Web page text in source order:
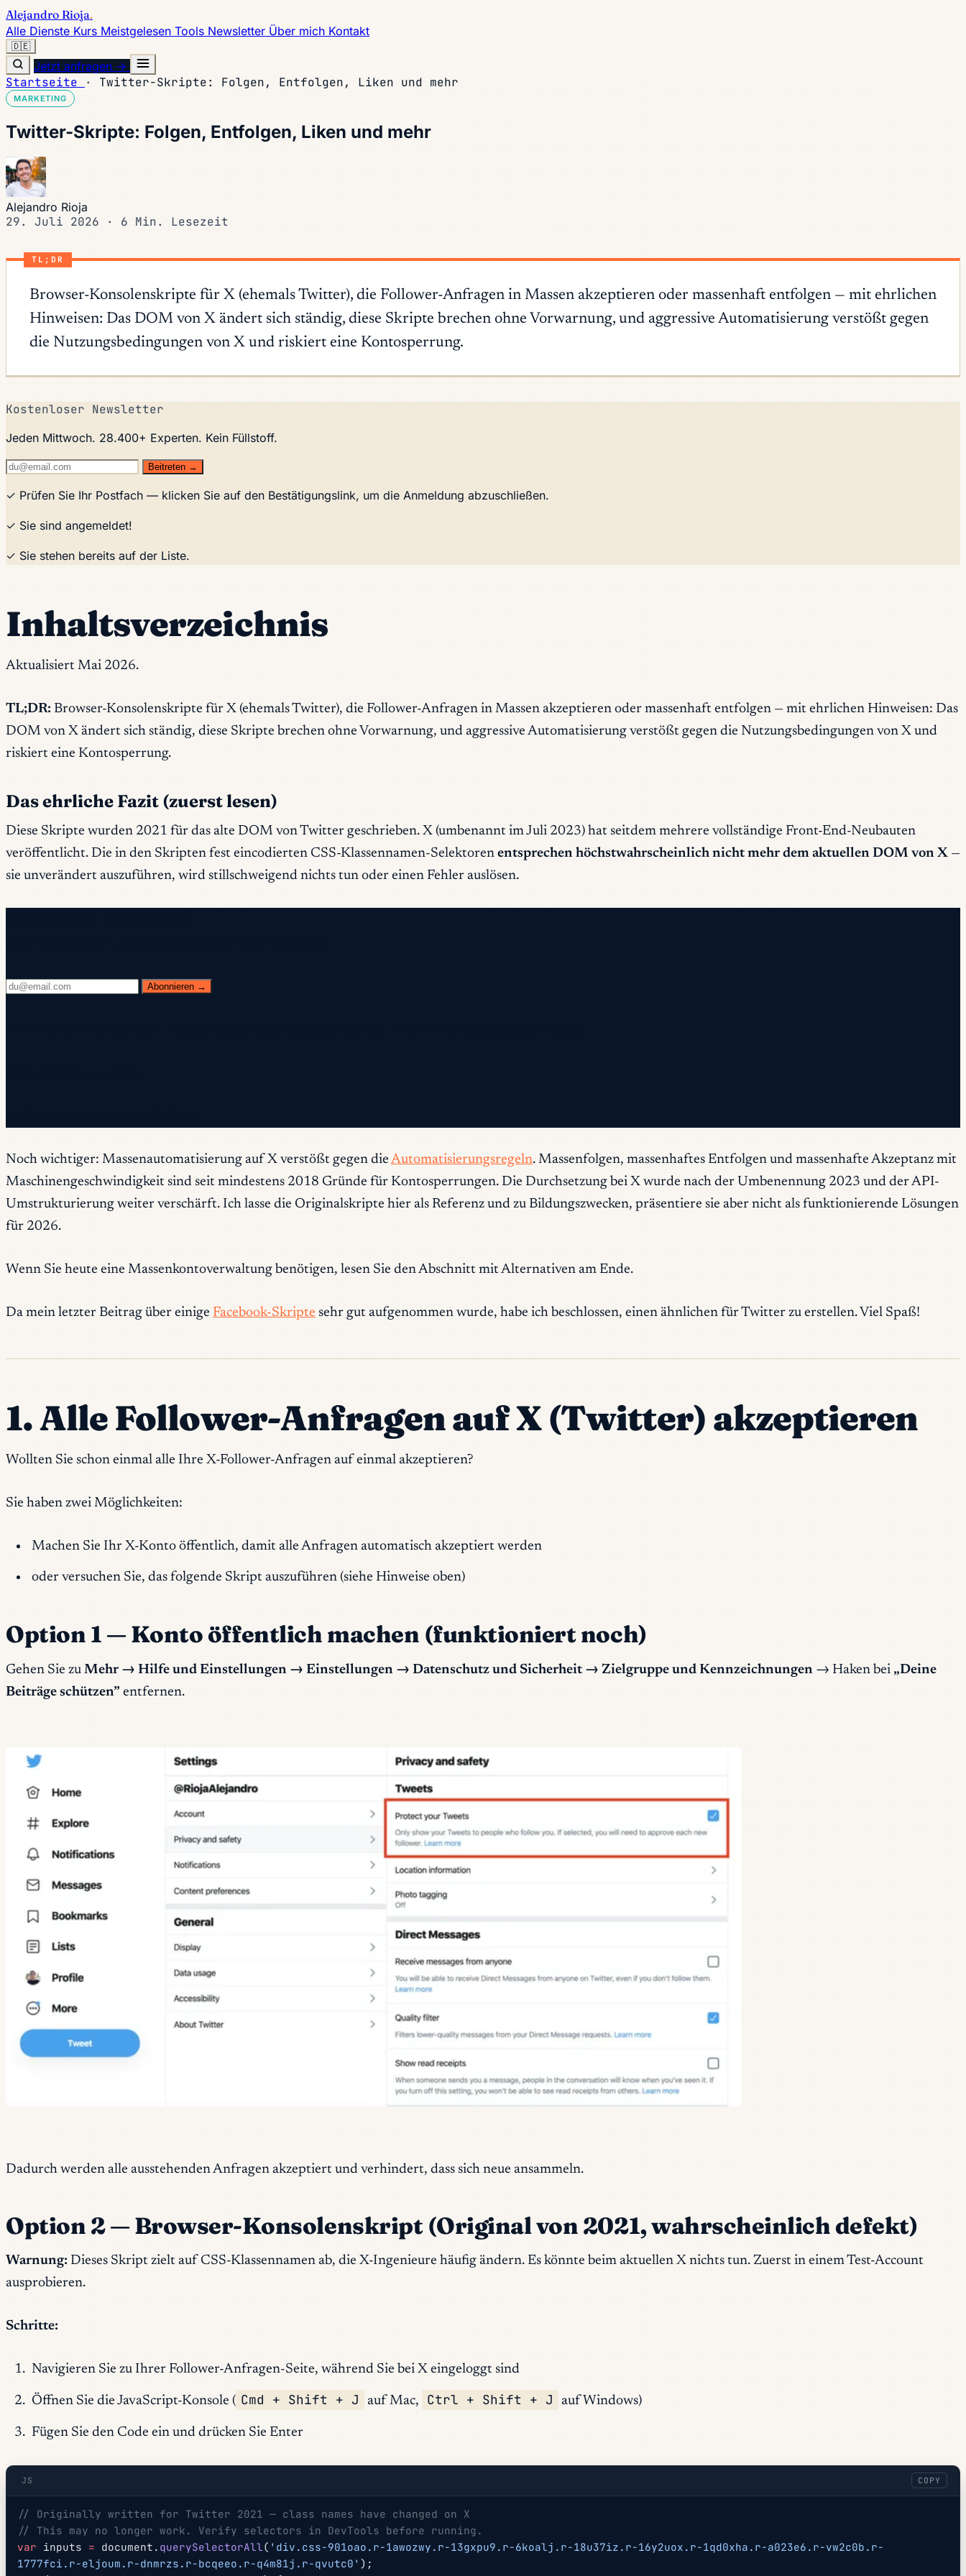
Alejandro Rioja.
Alle Dienste Kurs Meistgelesen Tools Newsletter Über mich Kontakt
🇩🇪
Jetzt anfragen →
Startseite · Twitter-Skripte: Folgen, Entfolgen, Liken und mehr
MARKETING
Twitter-Skripte: Folgen, Entfolgen, Liken und mehr
Alejandro Rioja
29. Juli 2026 · 6 Min. Lesezeit
TL;DR
Browser-Konsolenskripte für X (ehemals Twitter), die Follower-Anfragen in Massen akzeptieren oder massenhaft entfolgen — mit ehrlichen
Hinweisen: Das DOM von X ändert sich ständig, diese Skripte brechen ohne Vorwarnung, und aggressive Automatisierung verstößt gegen
die Nutzungsbedingungen von X und riskiert eine Kontosperrung.
Kostenloser Newsletter
Jeden Mittwoch. 28.400+ Experten. Kein Füllstoff.
Beitreten →
✓ Prüfen Sie Ihr Postfach — klicken Sie auf den Bestätigungslink, um die Anmeldung abzuschließen.
✓ Sie sind angemeldet!
✓ Sie stehen bereits auf der Liste.
Inhaltsverzeichnis
Aktualisiert Mai 2026.
TL;DR: Browser-Konsolenskripte für X (ehemals Twitter), die Follower-Anfragen in Massen akzeptieren oder massenhaft entfolgen — mit ehrlichen Hinweisen: Das
DOM von X ändert sich ständig, diese Skripte brechen ohne Vorwarnung, und aggressive Automatisierung verstößt gegen die Nutzungsbedingungen von X und
riskiert eine Kontosperrung.
Das ehrliche Fazit (zuerst lesen)
Diese Skripte wurden 2021 für das alte DOM von Twitter geschrieben. X (umbenannt im Juli 2023) hat seitdem mehrere vollständige Front-End-Neubauten
veröffentlicht. Die in den Skripten fest eincodierten CSS-Klassennamen-Selektoren entsprechen höchstwahrscheinlich nicht mehr dem aktuellen DOM von X —
sie unverändert auszuführen, wird stillschweigend nichts tun oder einen Fehler auslösen.
Abonnieren →
Noch wichtiger: Massenautomatisierung auf X verstößt gegen die Automatisierungsregeln. Massenfolgen, massenhaftes Entfolgen und massenhafte Akzeptanz mit
Maschinengeschwindigkeit sind seit mindestens 2018 Gründe für Kontosperrungen. Die Durchsetzung bei X wurde nach der Umbenennung 2023 und der API-
Umstrukturierung weiter verschärft. Ich lasse die Originalskripte hier als Referenz und zu Bildungszwecken, präsentiere sie aber nicht als funktionierende Lösungen
für 2026.
Wenn Sie heute eine Massenkontoverwaltung benötigen, lesen Sie den Abschnitt mit Alternativen am Ende.
Da mein letzter Beitrag über einige Facebook-Skripte sehr gut aufgenommen wurde, habe ich beschlossen, einen ähnlichen für Twitter zu erstellen. Viel Spaß!
1. Alle Follower-Anfragen auf X (Twitter) akzeptieren
Wollten Sie schon einmal alle Ihre X-Follower-Anfragen auf einmal akzeptieren?
Sie haben zwei Möglichkeiten:
Machen Sie Ihr X-Konto öffentlich, damit alle Anfragen automatisch akzeptiert werden
oder versuchen Sie, das folgende Skript auszuführen (siehe Hinweise oben)
Option 1 — Konto öffentlich machen (funktioniert noch)
Gehen Sie zu Mehr → Hilfe und Einstellungen → Einstellungen → Datenschutz und Sicherheit → Zielgruppe und Kennzeichnungen → Haken bei „Deine
Beiträge schützen” entfernen.
Dadurch werden alle ausstehenden Anfragen akzeptiert und verhindert, dass sich neue ansammeln.
Option 2 — Browser-Konsolenskript (Original von 2021, wahrscheinlich defekt)
Warnung: Dieses Skript zielt auf CSS-Klassennamen ab, die X-Ingenieure häufig ändern. Es könnte beim aktuellen X nichts tun. Zuerst in einem Test-Account
ausprobieren.
Schritte:
Navigieren Sie zu Ihrer Follower-Anfragen-Seite, während Sie bei X eingeloggt sind
Öffnen Sie die JavaScript-Konsole ( Cmd + Shift + J auf Mac, Ctrl + Shift + J auf Windows)
Fügen Sie den Code ein und drücken Sie Enter
JS COPY
// Originally written for Twitter 2021 — class names have changed on X
// This may no longer work. Verify selectors in DevTools before running.
var inputs = document. querySelectorAll( 'div.css-901oao.r-1awozwy.r-13gxpu9.r-6koalj.r-18u37iz.r-16y2uox.r-1qd0xha.r-a023e6.r-vw2c0b.r-
1777fci.r-eljoum.r-dnmrzs.r-bcqeeo.r-q4m81j.r-qvutc0' );